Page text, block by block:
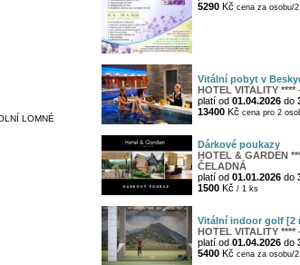
LOMNÉ
5290Kč cena za osobu/
Vitální pobyt v
HOTEL VITALITY ****
platí od 01.04.2026do
13400Kč cena pro 2
Dárkové poukazy
HOTEL & GARDEN
ČELADNÁ
platí od 01.01.2026do
1500Kč / 1 ks
Vitální indoor golf [2
HOTEL VITALITY ****
platí od 01.04.2026do
5400Kč cena za osobu/